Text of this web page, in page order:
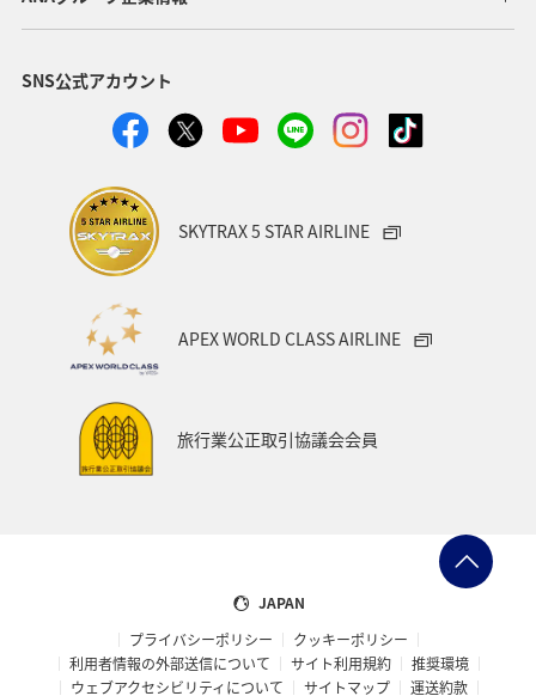
韓国 秋 ANA Mall ライフ 日常
ショッピング＆ライフ
年末年始 クリスマス
SNS公式アカウント
SKYTRAX 5 STAR AIRLINE
APEX WORLD CLASS AIRLINE
旅行業公正取引協議会会員
JAPAN
プライバシーポリシー
クッキーポリシー
利用者情報の外部送信について
サイト利用規約
推奨環境
ウェブアクセシビリティについて
サイトマップ 運送約款